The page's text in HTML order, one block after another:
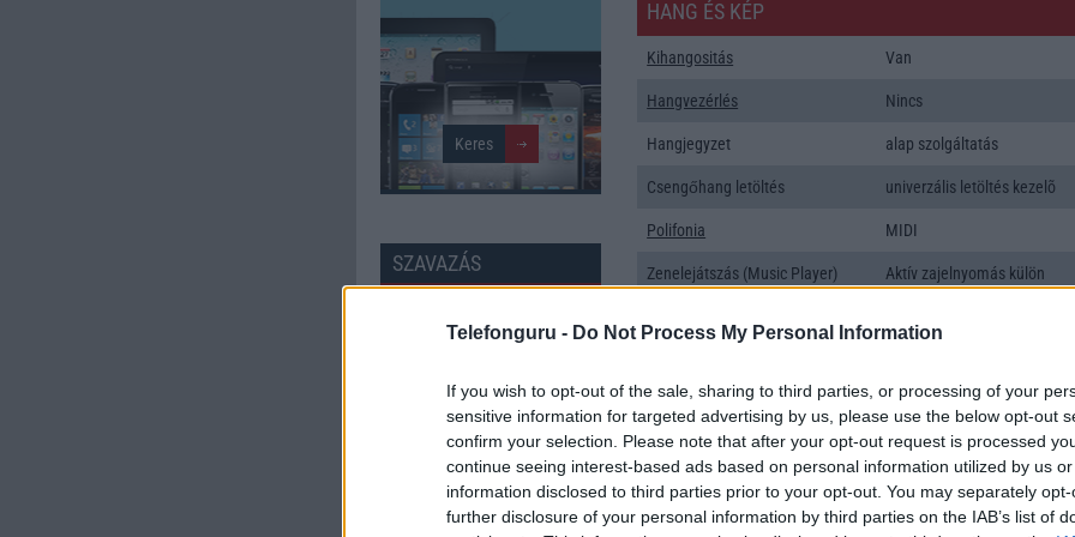
Telefonguru - Do Not Process My Personal Information
If you wish to opt-out of the sale, sharing to third parties, or processing of your
sensitive information for targeted advertising by us, please use the below opt-out
confirm your selection. Please note that after your opt-out request is processed
continue seeing interest-based ads based on personal information utilized by us
information disclosed to third parties prior to your opt-out. You may separately
further disclosure of your personal information by third parties on the IAB’s list of
SZAVAZÁS
Minőség: 5.52
Értékelés: 5.48 | Szavazatok: 307
HANG ÉS KÉP
Kihangositás Van
Hangvezérlés Nincs
Hangjegyzet alap szolgáltatás
Csengőhang letöltés univerzális letöltés kezelõ
Polifonia MIDI
Zenelejátszás (Music Player)
Aktív zajelnyomás külön
Rádió sztereó
Kamera
Max. kamera felbontás (több
kamera esetén)
8,x Mpixel
Video lejátszás 1080p HD lejátszó